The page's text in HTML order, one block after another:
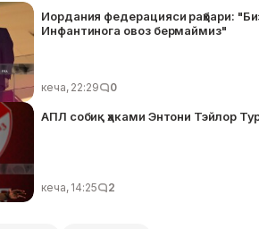
Иордания федерацияси раҳбари:
Инфантинога овоз бермаймиз"
кеча, 22:29 0
АПЛ
кеча, 14:25 2